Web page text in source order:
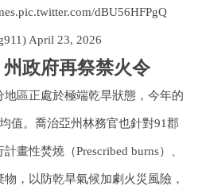
dBU56HFPgQ
April 23, 2026
政府再祭禁火令
區正處於極端乾旱狀態，今年的
值。喬治亞州林務官也針對91郡
畫性焚燒（Prescribed burns）、
，以防乾旱氣候加劇火災風險，